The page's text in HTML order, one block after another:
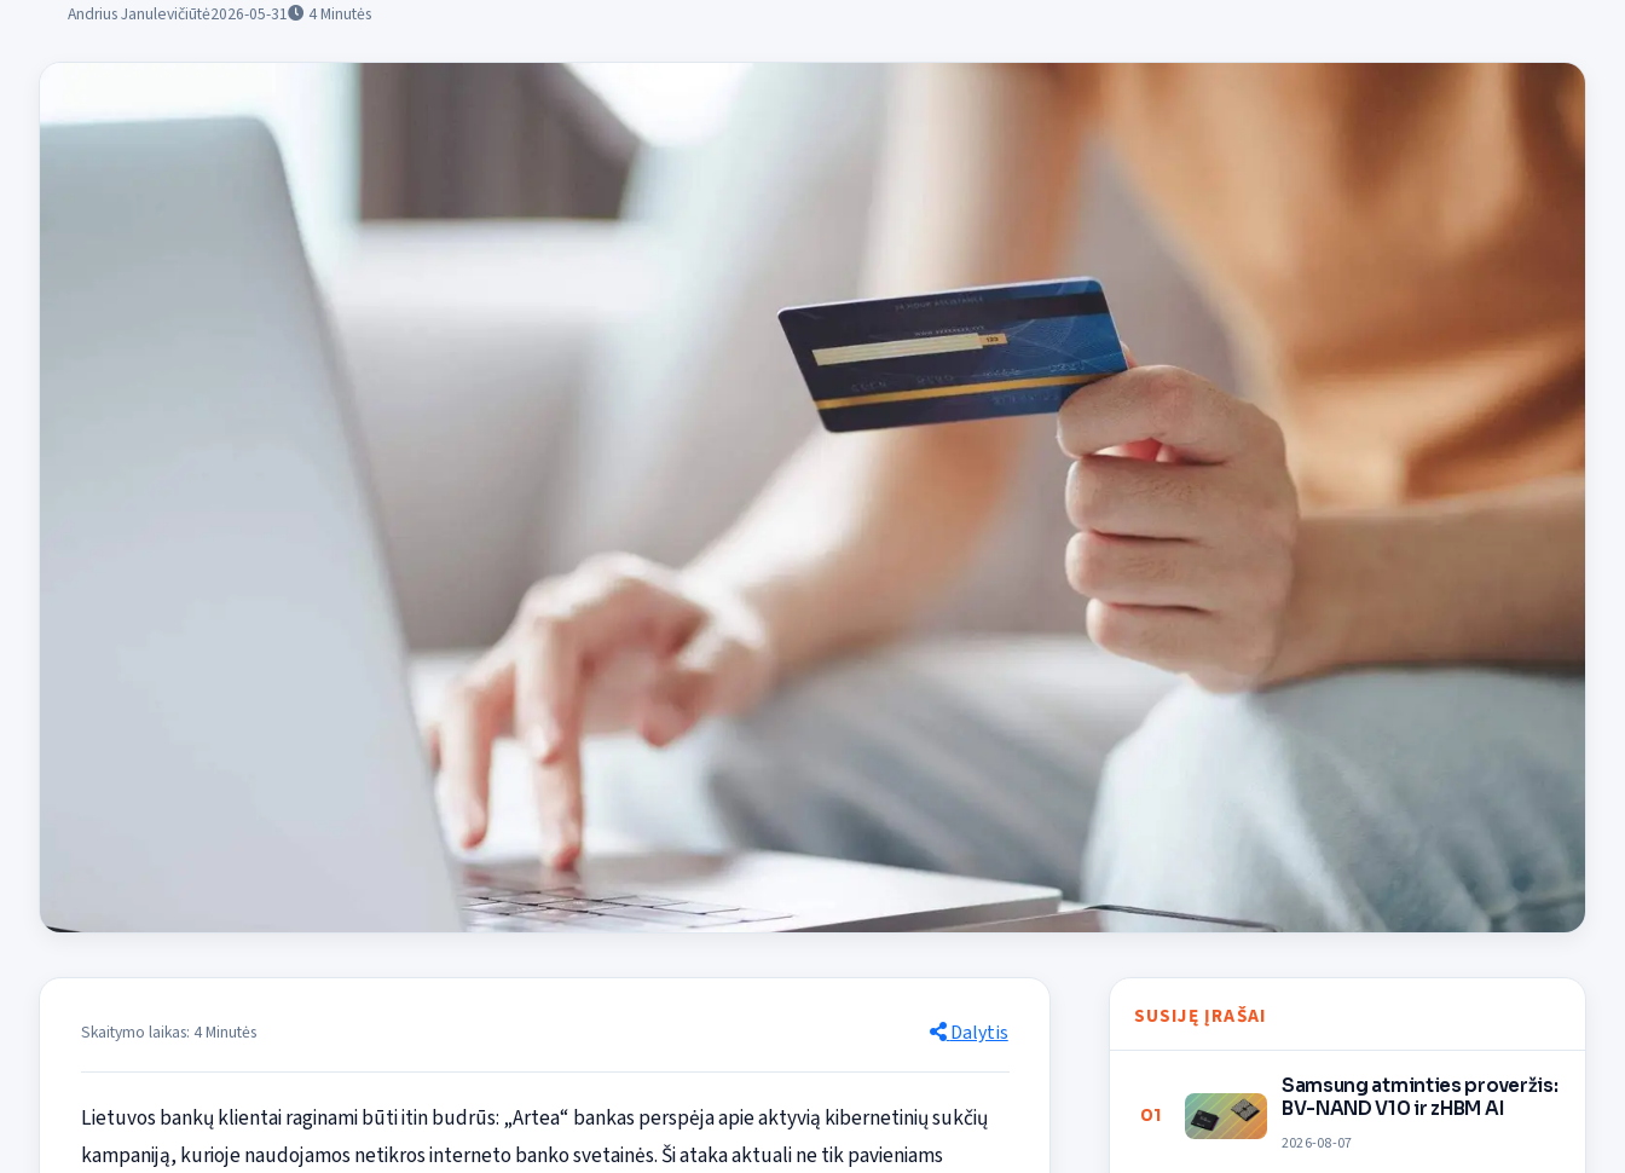
Andrius Janulevičiūtė2026-05-31 4Minutės
Skaitymo laikas: 4 Minutės Dalytis
Lietuvos bankų klientai raginami būti itin budrūs: „Artea“ bankas perspėja apie aktyvią kibernetinių sukčių
kampaniją, kurioje naudojamos netikros interneto banko svetainės. Ši ataka aktuali ne tik pavieniams
SUSIJĘ ĮRAŠAI
01
Samsung atminties proveržis:
BV-NAND V10 ir zHBM AI
2026-08-07